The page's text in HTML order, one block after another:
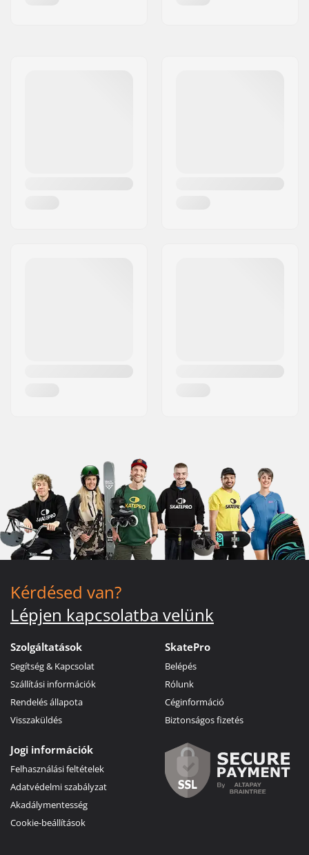
Kérdésed van?
Lépjen kapcsolatba velünk
Szolgáltatások
Segítség & Kapcsolat
Szállítási információk
Rendelés állapota
Visszaküldés
SkatePro
Belépés
Rólunk
Céginformáció
Biztonságos fizetés
Jogi információk
Felhasználási feltételek
Adatvédelmi szabályzat
Akadálymentesség
Cookie-beállítások